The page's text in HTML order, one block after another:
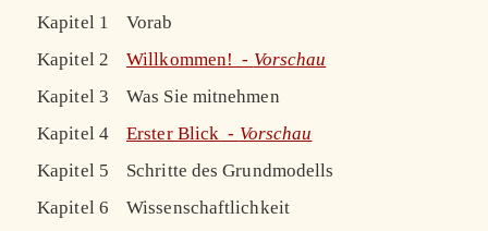
Kapitel 1
Vorab
Kapitel 2
Willkommen! - Vorschau
Kapitel 3
Was Sie mitnehmen
Kapitel 4
Erster Blick - Vorschau
Kapitel 5
Schritte des Grundmodells
Kapitel 6
Wissenschaftlichkeit